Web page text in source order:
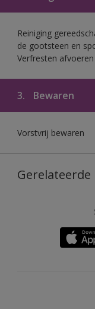
Reiniging
de gootsteen en
Verfresten
3. Bewaren
Vorstvrij bewaren